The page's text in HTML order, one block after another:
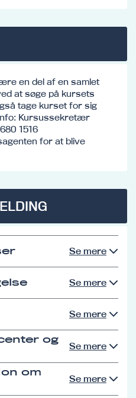
en del af en samlet
at søge på kursets
tage kurset for sig
Kursussekretær
1516
for at blive
Se mere
Se mere
Se mere
og
Se mere
om
Se mere